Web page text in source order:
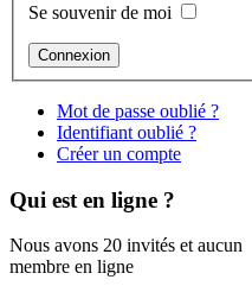
Se souvenir de moi
Mot de passe oublié ?
Identifiant oublié ?
Créer un compte
Qui est en ligne ?
Nous avons 20 invités et aucun
membre en ligne